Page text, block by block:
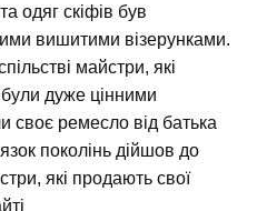
одяг скіфів був
вишитими візерунками.
майстри, які
дуже цінними
своє ремесло від батька
поколінь дійшов до
які продають свої